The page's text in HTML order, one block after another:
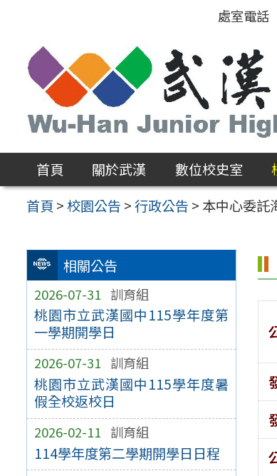
區
處室電話
首頁 關於武漢 數位校史室
首頁 >校園公告 >行政公告 > 本中心委託
相關公告
2026-07-31 訓育組
桃園市立武漢國中115學年度第
一學期開學日
2026-07-31 訓育組
桃園市立武漢國中115學年度暑
假全校返校日
2026-02-11 訓育組
114學年度第二學期開學日日程